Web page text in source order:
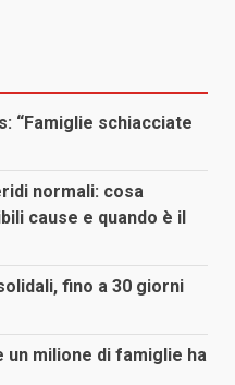
“Famiglie schiacciate
normali: cosa
cause e quando è il
fino a 30 giorni
milione di famiglie ha